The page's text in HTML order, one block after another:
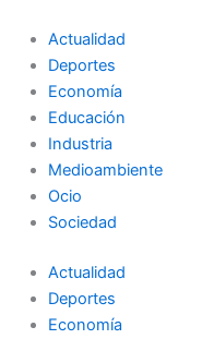
contenido
Actualidad
Deportes
Economía
Educación
Industria
Medioambiente
Ocio
Sociedad
Actualidad
Deportes
Economía